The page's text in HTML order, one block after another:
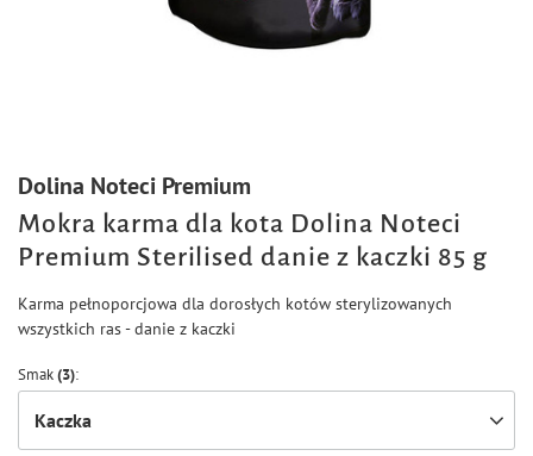
Dolina Noteci Premium
Mokra karma dla kota Dolina Noteci
Premium Sterilised danie z kaczki 85 g
Karma pełnoporcjowa dla dorosłych kotów sterylizowanych
wszystkich ras - danie z kaczki
Smak(3)
Kaczka